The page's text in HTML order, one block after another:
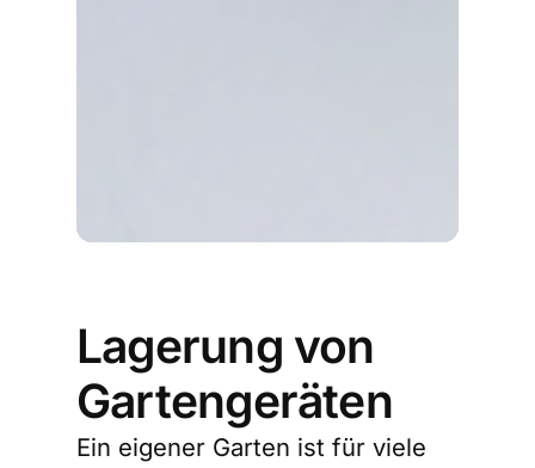
Lagerung von
Gartengeräten
Ein eigener Garten ist für viele